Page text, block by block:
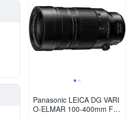
Panasonic LEICA DG VARI
O-ELMAR 100-400mm F4.